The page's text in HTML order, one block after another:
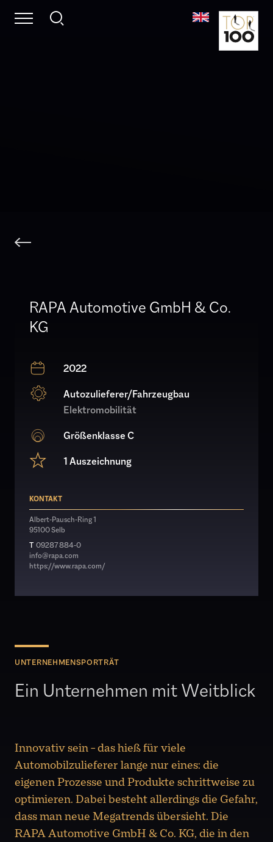
UNTERNEHMENSPORTRÄT
Ein Unternehmen mit Weitblick
Innovativ sein – das hieß für viele
Automobilzulieferer lange nur eines: die
eigenen Prozesse und Produkte schrittweise zu
optimieren. Dabei besteht allerdings die Gefahr,
dass man neue Megatrends übersieht. Die
RAPA Automotive GmbH & Co. KG, die in den
RAPA Automotive GmbH & Co.
KG
2022
Autozulieferer/Fahrzeugbau
Elektromobilität
Größenklasse C
1 Auszeichnung
KONTAKT
Albert-Pausch-Ring 1
95100 Selb
T 09287 884-0
info@rapa.com
https://www.rapa.com/